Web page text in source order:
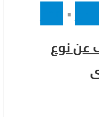
•
عن نوع